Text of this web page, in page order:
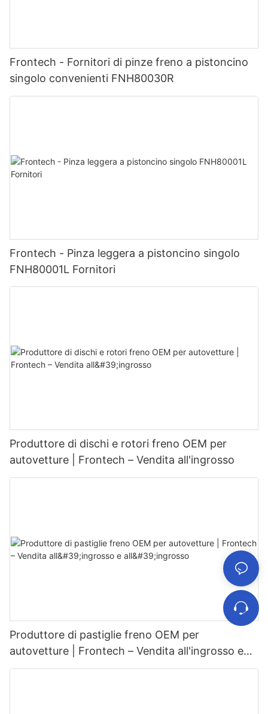
Frontech - Fornitori di pinze freno a pistoncino
singolo convenienti FNH80030R
Frontech - Pinza leggera a pistoncino singolo
FNH80001L Fornitori
Produttore di dischi e rotori freno OEM per
autovetture | Frontech – Vendita all'ingrosso
Produttore di pastiglie freno OEM per
autovetture | Frontech – Vendita all'ingrosso e
all'ingrosso